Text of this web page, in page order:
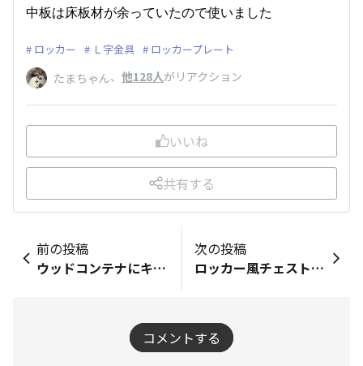
中板は床板材が余っていたので使いました
ロッカー Ｌ字金具 ロッカープレート
たまちゃん、 他128人がリアクション
いいね
共有する
前の投稿
ウッドコンテナにキャスターと取っ手を付けて、ミニベンチ ロングに組み合わせました🤖
次の投稿
ロッカー風チェストの棚、出来ました😊
コメントする